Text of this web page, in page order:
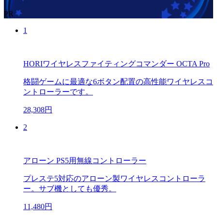
PR
1
HORIワイヤレスファイティングコマンダー OCTA Pro
格闘ゲームに最適な6ボタン配置の高性能ワイヤレスコ
ントローラーです。
28,308円
2
アローン PS5用無線コントローラー
プレステ5対応のアローン製ワイヤレスコントローラ
ー。サブ機としても優秀。
11,480円